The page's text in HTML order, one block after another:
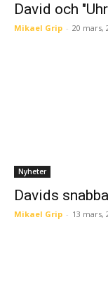
David och
Mikael Grip - 20 mars,
Nyheter
Davids
Mikael Grip - 13 mars,